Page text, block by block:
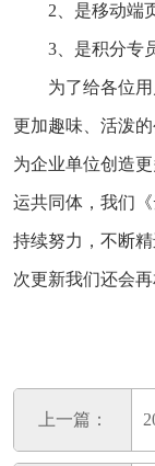
2、是移动端
3、是积分专员
为了给各位用
更加趣味、活泼
为企业单位创造
运共同体，我们
持续努力，不断
次更新我们还会
上一篇：